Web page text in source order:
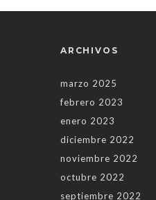
ARCHIVOS
marzo 2025
febrero 2023
enero 2023
diciembre 2022
noviembre 2022
octubre 2022
septiembre 2022